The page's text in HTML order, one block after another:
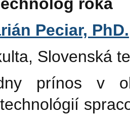
Peciar, PhD.
Slovenská
prínos v